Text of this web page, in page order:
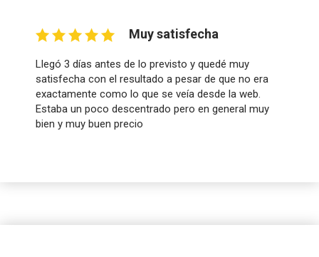
Muy satisfecha
Llegó 3 días antes de lo previsto y quedé muy
satisfecha con el resultado a pesar de que no era
exactamente como lo que se veía desde la web.
Estaba un poco descentrado pero en general muy
bien y muy buen precio